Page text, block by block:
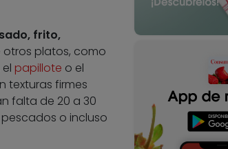
frito,
platos, como
papillote o el
texturas firmes
falta de 20 a 30
o incluso